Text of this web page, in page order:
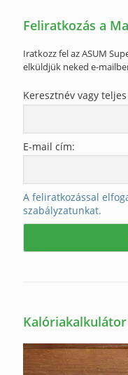
Feliratkozás a
Iratkozz fel az ASUM
elküldjük neked e-
Keresztnév vagy
E-mail cím:
A feliratkozással
szabályzatunkat.
Kalóriakalkulátor